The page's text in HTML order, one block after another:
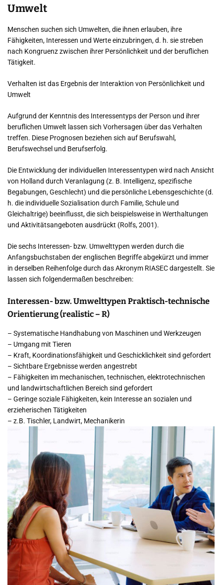
Umwelt
Menschen suchen sich Umwelten, die ihnen erlauben, ihre
Fähigkeiten, Interessen und Werte einzubringen, d. h. sie streben
nach Kongruenz zwischen ihrer Persönlichkeit und der beruflichen
Tätigkeit.
Verhalten ist das Ergebnis der Interaktion von Persönlichkeit und
Umwelt
Aufgrund der Kenntnis des Interessentyps der Person und ihrer
beruflichen Umwelt lassen sich Vorhersagen über das Verhalten
treffen. Diese Prognosen beziehen sich auf Berufswahl,
Berufswechsel und Berufserfolg.
Die Entwicklung der individuellen Interessentypen wird nach Ansicht
von Holland durch Veranlagung (z. B. Intelligenz, spezifische
Begabungen, Geschlecht) und die persönliche Lebensgeschichte (d.
h. die individuelle Sozialisation durch Familie, Schule und
Gleichaltrige) beeinflusst, die sich beispielsweise in Werthaltungen
und Aktivitätsangeboten ausdrückt (Rolfs, 2001).
Die sechs Interessen- bzw. Umwelttypen werden durch die
Anfangsbuchstaben der englischen Begriffe abgekürzt und immer
in derselben Reihenfolge durch das Akronym RIASEC dargestellt. Sie
lassen sich folgendermaßen beschreiben:
Interessen- bzw. Umwelttypen Praktisch-technische
Orientierung (realistic – R)
– Systematische Handhabung von Maschinen und Werkzeugen
– Umgang mit Tieren
– Kraft, Koordinationsfähigkeit und Geschicklichkeit sind gefordert
– Sichtbare Ergebnisse werden angestrebt
– Fähigkeiten im mechanischen, technischen, elektrotechnischen
und landwirtschaftlichen Bereich sind gefordert
– Geringe soziale Fähigkeiten, kein Interesse an sozialen und
erzieherischen Tätigkeiten
– z.B. Tischler, Landwirt, Mechanikerin